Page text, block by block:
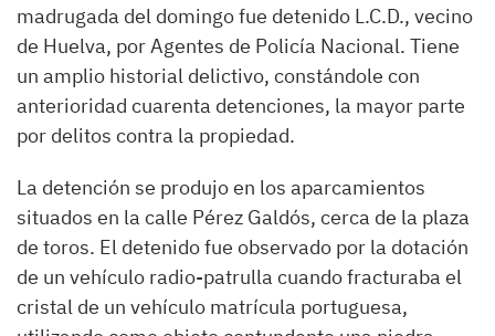
madrugada del domingo fue detenido L.C.D., vecino
de Huelva, por Agentes de Policía Nacional. Tiene
un amplio historial delictivo, constándole con
anterioridad cuarenta detenciones, la mayor parte
por delitos contra la propiedad.
La detención se produjo en los aparcamientos
situados en la calle Pérez Galdós, cerca de la plaza
de toros. El detenido fue observado por la dotación
de un vehículo radio-patrulla cuando fracturaba el
cristal de un vehículo matrícula portuguesa,